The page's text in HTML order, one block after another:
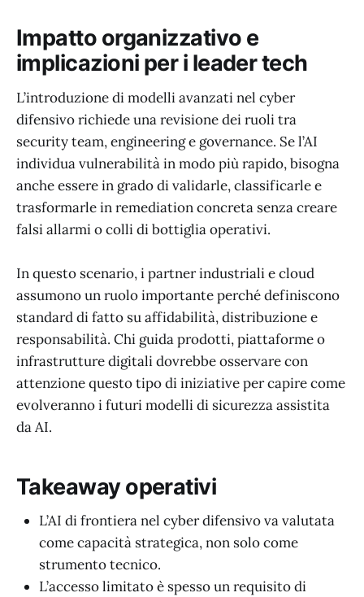
Impatto organizzativo e
implicazioni per i leader tech
L’introduzione di modelli avanzati nel cyber
difensivo richiede una revisione dei ruoli tra
security team, engineering e governance. Se l’AI
individua vulnerabilità in modo più rapido, bisogna
anche essere in grado di validarle, classificarle e
trasformarle in remediation concreta senza creare
falsi allarmi o colli di bottiglia operativi.
In questo scenario, i partner industriali e cloud
assumono un ruolo importante perché definiscono
standard di fatto su affidabilità, distribuzione e
responsabilità. Chi guida prodotti, piattaforme o
infrastrutture digitali dovrebbe osservare con
attenzione questo tipo di iniziative per capire come
evolveranno i futuri modelli di sicurezza assistita
da AI.
Takeaway operativi
L’AI di frontiera nel cyber difensivo va valutata
come capacità strategica, non solo come
strumento tecnico.
L’accesso limitato è spesso un requisito di